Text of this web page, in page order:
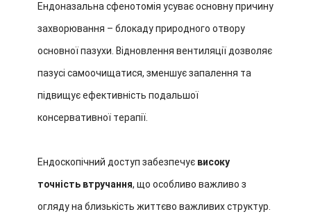
Ендоназальна сфенотомія усуває основну причину
захворювання – блокаду природного отвору
основної пазухи. Відновлення вентиляції дозволяє
пазусі самоочищатися, зменшує запалення та
підвищує ефективність подальшої
консервативної терапії.
Ендоскопічний доступ забезпечує високу
точність втручання, що особливо важливо з
огляду на близькість життєво важливих структур.